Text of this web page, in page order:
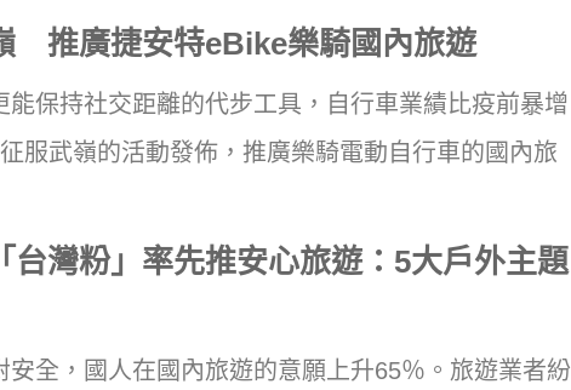
推廣捷安特eBike樂騎國內旅遊
保持社交距離的代步工具，自行車業績比疫前暴增
服武嶺的活動發佈，推廣樂騎電動自行車的國內旅
灣粉」率先推安心旅遊：5大戶外主題
全，國人在國內旅遊的意願上升65％。旅遊業者紛